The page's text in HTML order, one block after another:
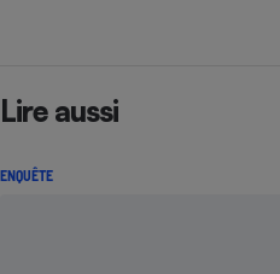
Lire aussi
ENQUÊTE